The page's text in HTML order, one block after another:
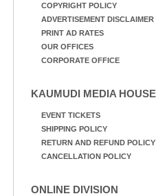
COPYRIGHT POLICY
ADVERTISEMENT DISCLAIMER
PRINT AD RATES
OUR OFFICES
CORPORATE OFFICE
KAUMUDI MEDIA HOUSE
EVENT TICKETS
SHIPPING POLICY
RETURN AND REFUND POLICY
CANCELLATION POLICY
ONLINE DIVISION